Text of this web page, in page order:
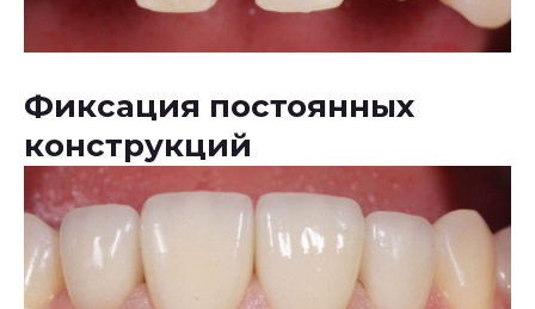
Фиксация постоянных
конструкций